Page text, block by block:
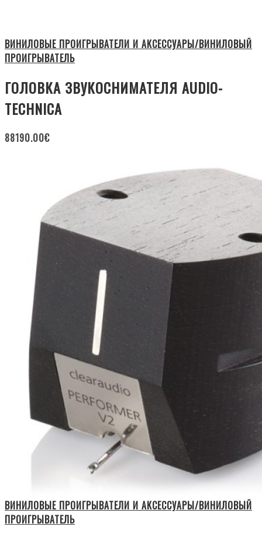
ВИНИЛОВЫЕ ПРОИГРЫВАТЕЛИ И АКСЕССУАРЫ/ВИНИЛОВЫЙ
ПРОИГРЫВАТЕЛЬ
ГОЛОВКА ЗВУКОСНИМАТЕЛЯ AUDIO-
TECHNICA
88190.00€
ВИНИЛОВЫЕ ПРОИГРЫВАТЕЛИ И АКСЕССУАРЫ/ВИНИЛОВЫЙ
ПРОИГРЫВАТЕЛЬ